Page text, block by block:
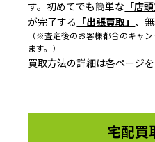
す。初めてでも簡単な 「店
が完了する 「出張買取」 、
（※査定後のお客様都合のキャ
ます。）
買取方法の詳細は各ページを
宅配買